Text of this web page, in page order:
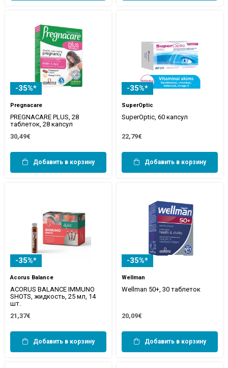
-35%*
Pregnacare
PREGNACARE PLUS, 28
таблеток, 28 капсул
30,49€
Добавить в корзину
-35%*
SuperOptic
SuperOptic, 60 капсул
22,79€
Добавить в корзину
-35%*
Acorus Balance
ACORUS BALANCE IMMUNO
SHOTS, жидкость, 25 мл, 14
шт.
21,37€
Добавить в корзину
-35%*
Wellman
Wellman 50+, 30 таблеток
20,09€
Добавить в корзину